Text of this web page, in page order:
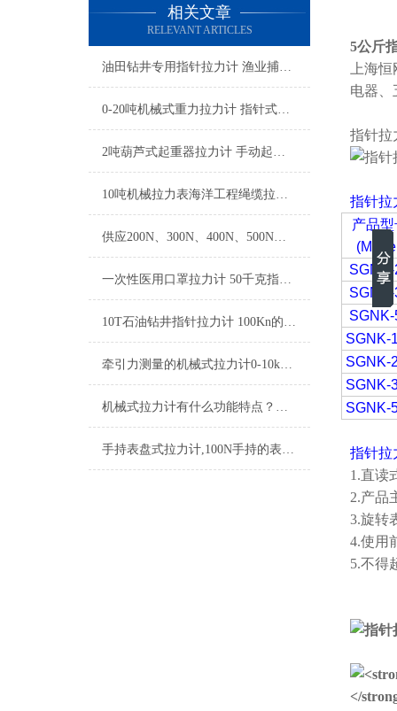
相关文章
RELEVANT ARTICLES
油田钻井专用指针拉力计 渔业捕捞拉力计 大量程机械拉力表用于港口吊装
0-20吨机械式重力拉力计 指针式重力拉力计
2吨葫芦式起重器拉力计 手动起重设备拉力检测仪 起重葫芦拉力计
10吨机械拉力表海洋工程绳缆拉力测试专用
供应200N、300N、400N、500N、100KG、250KG指针测力计
一次性医用口罩拉力计 50千克指针推拉力计 机械弹簧拉力计
10T石油钻井指针拉力计 100Kn的井架机械式拉力表厂家
牵引力测量的机械式拉力计0-10kn 20KN 30Kn
机械式拉力计有什么功能特点？应用于哪些方面？
手持表盘式拉力计,100N手持的表盘式拉力计厂家
5公斤
上海
电器、
指针拉
指针拉
产品型
SGNK-
SGNK-
SGNK-
SGNK-
指针拉
1.直读
2.产品
3.旋转
4.使用
5.不得